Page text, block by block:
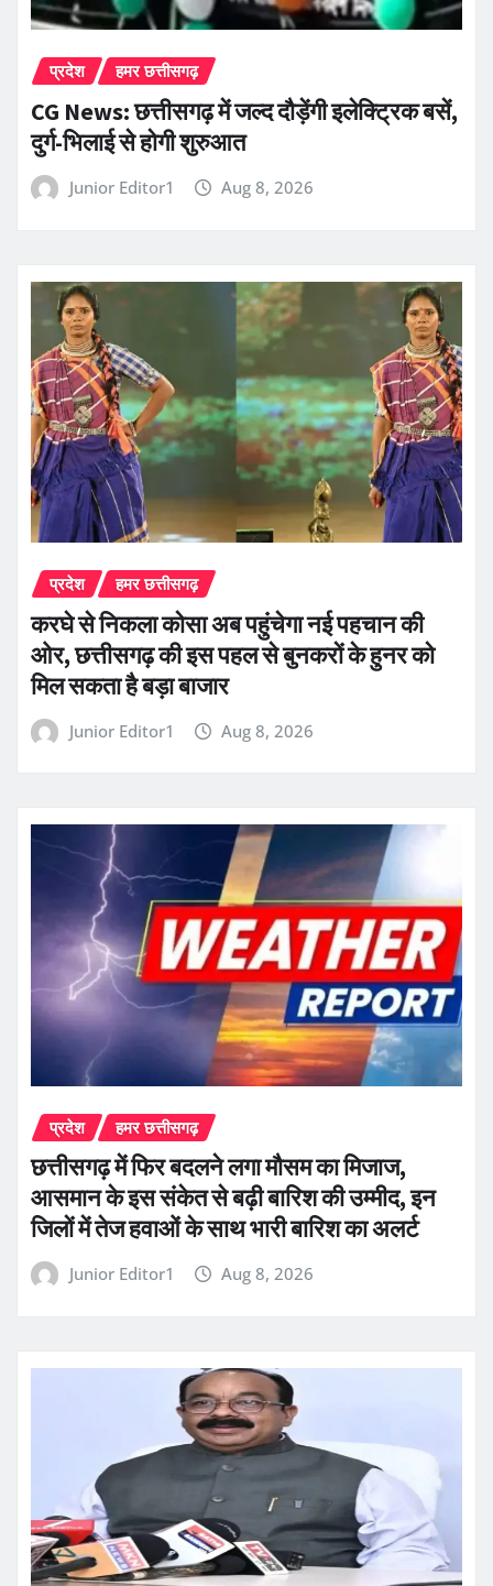
प्रदेश हमर छत्तीसगढ़
CG News: छत्तीसगढ़ में जल्द दौड़ेंगी इलेक्ट्रिक बसें,
दुर्ग-भिलाई से होगी शुरुआत
Junior Editor1 Aug 8, 2026
प्रदेश हमर छत्तीसगढ़
करघे से निकला कोसा अब पहुंचेगा नई पहचान की
ओर, छत्तीसगढ़ की इस पहल से बुनकरों के हुनर को
मिल सकता है बड़ा बाजार
Junior Editor1 Aug 8, 2026
प्रदेश हमर छत्तीसगढ़
छत्तीसगढ़ में फिर बदलने लगा मौसम का मिजाज,
आसमान के इस संकेत से बढ़ी बारिश की उम्मीद, इन
जिलों में तेज हवाओं के साथ भारी बारिश का अलर्ट
Junior Editor1 Aug 8, 2026